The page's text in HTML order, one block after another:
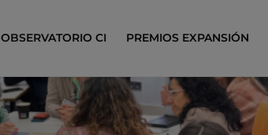
OBSERVATORIO CI PREMIOS EXPANSIÓN